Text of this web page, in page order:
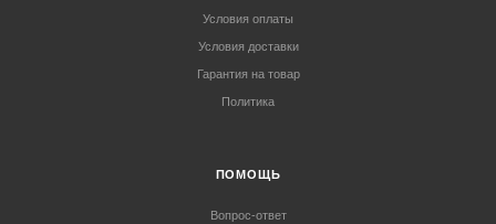
Условия оплаты
Условия доставки
Гарантия на товар
Политика
ПОМОЩЬ
Вопрос-ответ